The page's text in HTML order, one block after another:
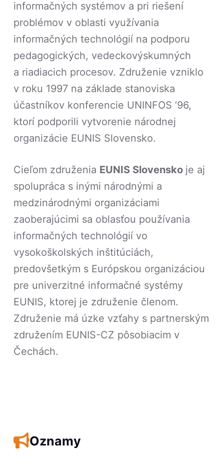
informačných systémov a pri riešení
problémov v oblasti využívania
informačných technológií na podporu
pedagogických, vedeckovýskumných
a riadiacich procesov. Združenie vzniklo
v roku 1997 na základe stanoviska
účastníkov konferencie UNINFOS ’96,
ktorí podporili vytvorenie národnej
organizácie EUNIS Slovensko.
Cieľom združenia EUNIS Slovensko je aj
spolupráca s inými národnými a
medzinárodnými organizáciami
zaoberajúcimi sa oblasťou používania
informačných technológií vo
vysokoškolských inštitúciách,
predovšetkým s Európskou organizáciou
pre univerzitné informačné systémy
EUNIS, ktorej je združenie členom.
Združenie má úzke vzťahy s partnerským
združením EUNIS-CZ pôsobiacim v
Čechách.
Oznamy